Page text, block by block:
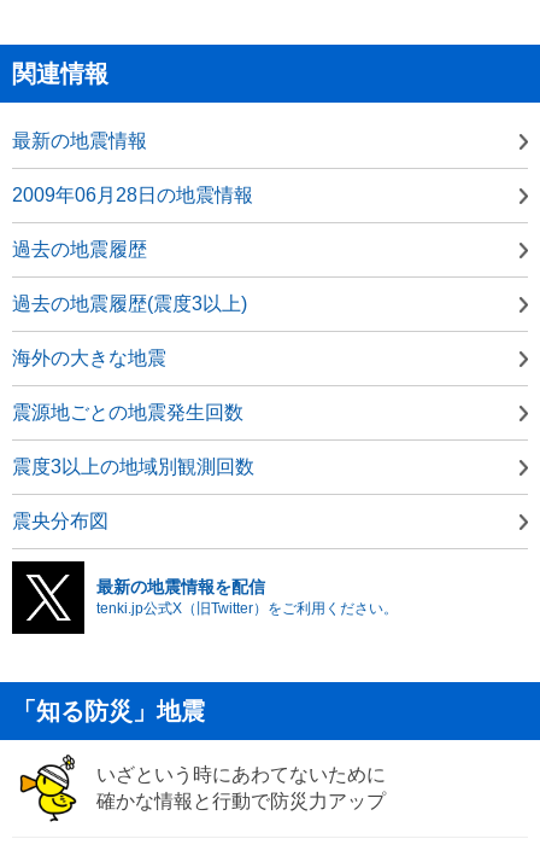
関連情報
最新の地震情報
2009年06月28日の地震情報
過去の地震履歴
過去の地震履歴(震度3以上)
海外の大きな地震
震源地ごとの地震発生回数
震度3以上の地域別観測回数
震央分布図
最新の地震情報を配信
tenki.jp公式X（旧Twitter）をご利用ください。
「知る防災」地震
いざという時にあわてないために
確かな情報と行動で防災力アップ